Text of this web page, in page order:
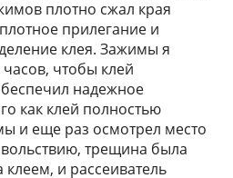
плотно сжал края
прилегание и
клея. Зажимы я
чтобы клей
надежное
как клей полностью
и еще раз осмотрел место
трещина была
и рассеиватель